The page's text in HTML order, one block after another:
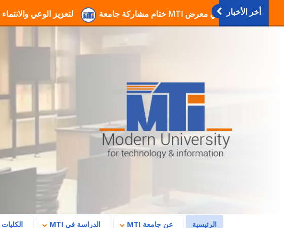
أخر الأخبار انطلاق فعاليات دورات التربية العسكرية والوطنية بجامعة MTI لتعزيز الوعي والانتماء
الرئيسية عن جامعة MTI الدراسة في MTI الكليات